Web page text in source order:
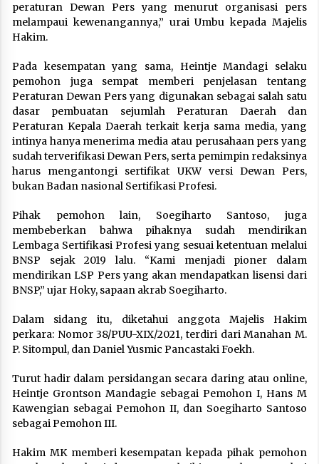
peraturan Dewan Pers yang menurut organisasi pers
melampaui kewenangannya,” urai Umbu kepada Majelis
Hakim.
Pada kesempatan yang sama, Heintje Mandagi selaku
pemohon juga sempat memberi penjelasan tentang
Peraturan Dewan Pers yang digunakan sebagai salah satu
dasar pembuatan sejumlah Peraturan Daerah dan
Peraturan Kepala Daerah terkait kerja sama media, yang
intinya hanya menerima media atau perusahaan pers yang
sudah terverifikasi Dewan Pers, serta pemimpin redaksinya
harus mengantongi sertifikat UKW versi Dewan Pers,
bukan Badan nasional Sertifikasi Profesi.
Pihak pemohon lain, Soegiharto Santoso, juga
membeberkan bahwa pihaknya sudah mendirikan
Lembaga Sertifikasi Profesi yang sesuai ketentuan melalui
BNSP sejak 2019 lalu. “Kami menjadi pioner dalam
mendirikan LSP Pers yang akan mendapatkan lisensi dari
BNSP,” ujar Hoky, sapaan akrab Soegiharto.
Dalam sidang itu, diketahui anggota Majelis Hakim
perkara: Nomor 38/PUU-XIX/2021, terdiri dari Manahan M.
P. Sitompul, dan Daniel Yusmic Pancastaki Foekh.
Turut hadir dalam persidangan secara daring atau online,
Heintje Grontson Mandagie sebagai Pemohon I, Hans M
Kawengian sebagai Pemohon II, dan Soegiharto Santoso
sebagai Pemohon III.
Hakim MK memberi kesempatan kepada pihak pemohon